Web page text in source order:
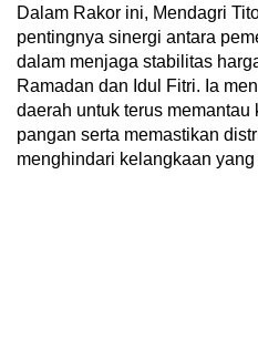
Dalam Rakor ini, Mendagri
pentingnya sinergi antara
dalam menjaga stabilitas
Ramadan dan Idul Fitri. Ia
daerah untuk terus memantau
pangan serta memastikan
menghindari kelangkaan